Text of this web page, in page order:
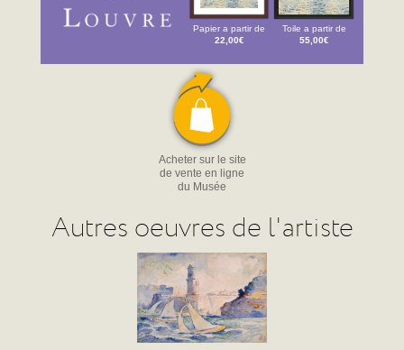
Papier a partir de
22,00€
Toile a partir de
55,00€
Acheter sur le site
de vente en ligne
du Musée
Autres oeuvres de l'artiste